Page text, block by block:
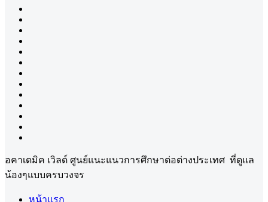
อคาเดมิค เวิลด์ ศูนย์แนะแนวการศึกษาต่อต่างประเทศ ที่ดูแล
น้องๆแบบครบวงจร
หน้าแรก